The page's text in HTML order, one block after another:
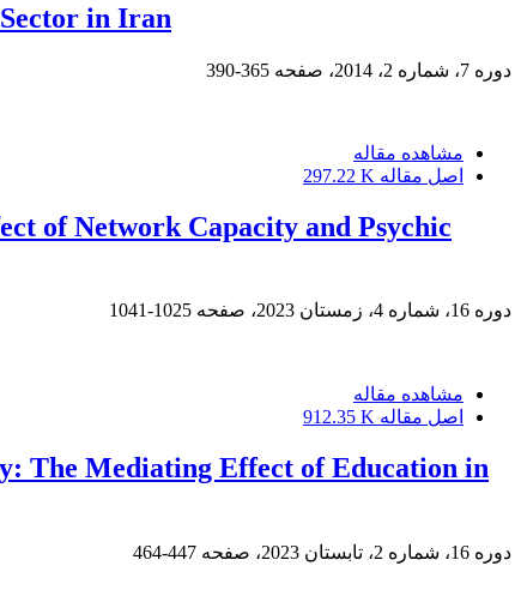
in Iran
دوره 7، شماره 2، 2014، صفحه
365-390
مشاهده مقاله
اصل مقاله 297.22 K
of Network Capacity and Psychic
دوره 16، شماره 4، زمستان 2023، صفحه 1025-1041
مشاهده مقاله
اصل مقاله 912.35 K
The Mediating Effect of Education in
دوره 16، شماره 2، تابستان 2023، صفحه 447-464